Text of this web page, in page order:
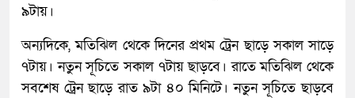
৯টায়।
অন্যদিকে, মতিঝিল থেকে দিনের প্রথম ট্রেন ছাড়ে সকাল সাড়ে
৭টায়। নতুন সূচিতে সকাল ৭টায় ছাড়বে। রাতে মতিঝিল থেকে
সবশেষ ট্রেন ছাড়ে রাত ৯টা ৪০ মিনিটে। নতুন সূচিতে ছাড়বে